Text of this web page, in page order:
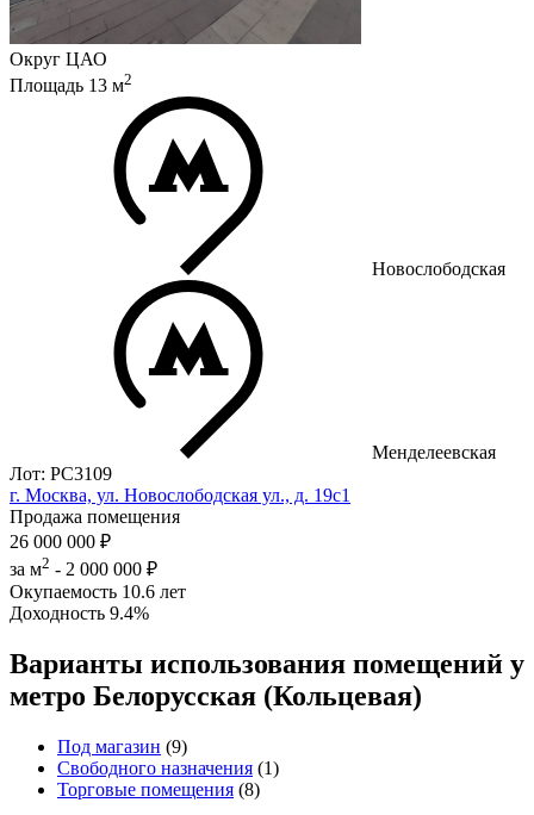
Округ ЦАО
Площадь 13 м2
Новослободская
Менделеевская
Лот: РС3109
г. Москва, ул. Новослободская ул., д. 19с1
Продажа помещения
26 000 000 ₽
за м2 - 2 000 000 ₽
Окупаемость 10.6 лет
Доходность 9.4%
Варианты использования помещений у
метро Белорусская (Кольцевая)
Под магазин (9)
Свободного назначения (1)
Торговые помещения (8)